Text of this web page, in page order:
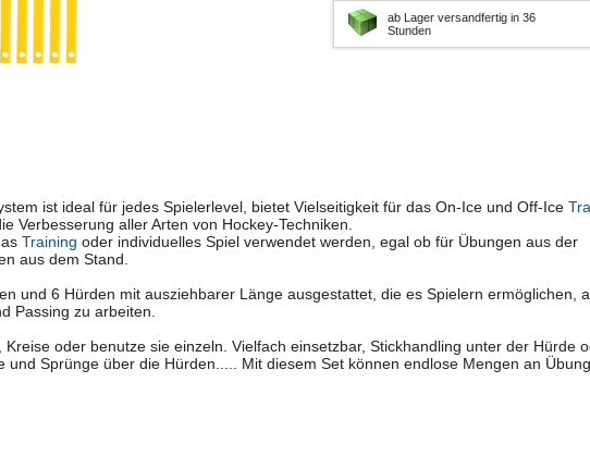
ab Lager versandfertig in 36
Stunden
ist ideal für jedes Spielerlevel, bietet Vielseitigkeit für das On-Ice und Off-Ice
Verbesserung aller Arten von Hockey-Techniken.
Training oder individuelles Spiel verwendet werden, egal ob für Übungen aus der
aus dem Stand.
und 6 Hürden mit ausziehbarer Länge ausgestattet, die es Spielern ermöglichen,
Passing zu arbeiten.
oder benutze sie einzeln. Vielfach einsetzbar, Stickhandling unter der Hürde
und Sprünge über die Hürden..... Mit diesem Set können endlose Mengen an